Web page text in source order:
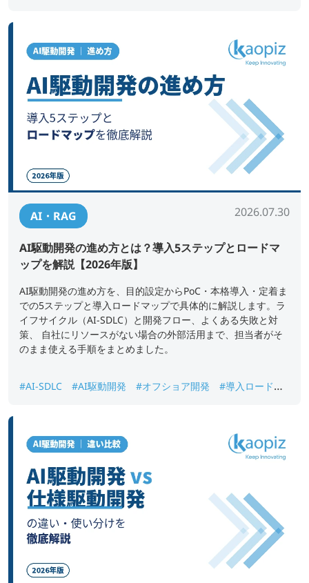
AI・RAG 2026.07.30
AI駆動開発の進め方とは？導入5ステップとロードマ
ップを解説【2026年版】
AI駆動開発の進め方を、目的設定からPoC・本格導入・定着ま
での5ステップと導入ロードマップで具体的に解説します。ラ
イフサイクル（AI-SDLC）と開発フロー、よくある失敗と対
策、 自社にリソースがない場合の外部活用まで、担当者がそ
のまま使える手順をまとめました。
#AI-SDLC #AI駆動開発 #オフショア開発
#導入ロードマ